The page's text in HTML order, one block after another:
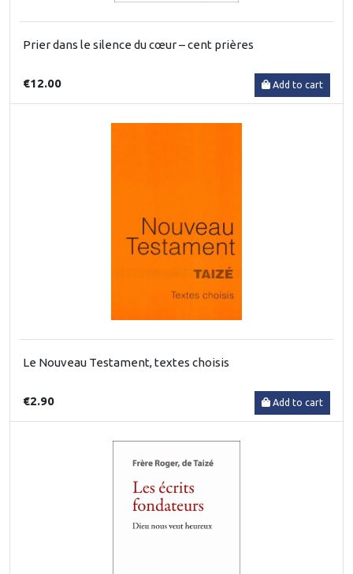
Prier dans le silence du cœur – cent prières
€12.00 Add to cart
Le Nouveau Testament, textes choisis
€2.90 Add to cart